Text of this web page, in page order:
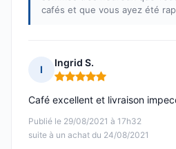
cafés et que vous ayez été
I
Ingrid S.
Note : 5 sur 5
Publié le 29/08/2021 à 17h32
suite à un achat du 24/08/2021
Café excellent et livraison